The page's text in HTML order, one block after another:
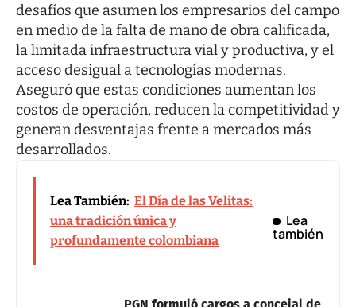
desafíos que asumen los empresarios del campo
en medio de la falta de mano de obra calificada,
la limitada infraestructura vial y productiva, y el
acceso desigual a tecnologías modernas.
Aseguró que estas condiciones aumentan los
costos de operación, reducen la competitividad y
generan desventajas frente a mercados más
desarrollados.
Lea También: El Día de las Velitas:
una tradición única y
profundamente colombiana
Lea
también